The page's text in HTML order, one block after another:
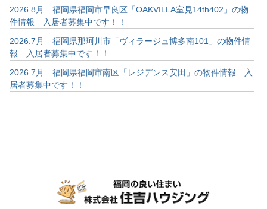
2026.8月 福岡県福岡市早良区「OAKVILLA室見14th402」の物
件情報 入居者募集中です！！
2026.7月 福岡県那珂川市「ヴィラージュ博多南101」の物件情
報 入居者募集中です！！
2026.7月 福岡県福岡市南区「レジデンス安田」の物件情報 入
居者募集中です！！